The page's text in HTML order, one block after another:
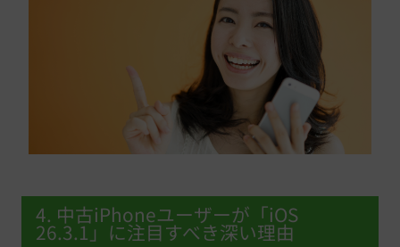
4. 中古iPhoneユーザーが「iOS
26.3.1」に注目すべき深い理由